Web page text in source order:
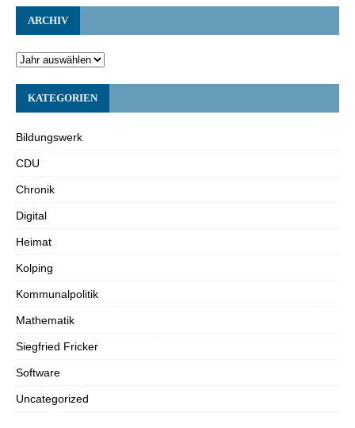
ARCHIV
KATEGORIEN
Bildungswerk
CDU
Chronik
Digital
Heimat
Kolping
Kommunalpolitik
Mathematik
Siegfried Fricker
Software
Uncategorized